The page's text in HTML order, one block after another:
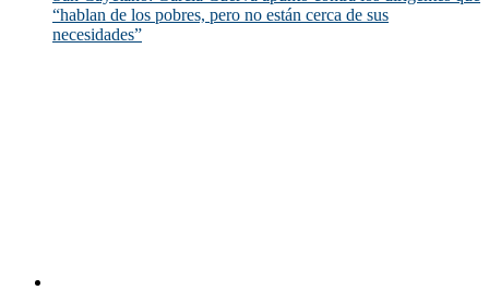
“hablan de los pobres, pero no están cerca de sus
necesidades”